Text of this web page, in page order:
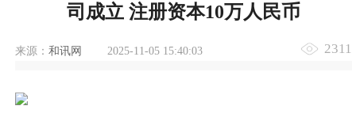
司成立 注册资本10万人民币
来源： 和讯网 2025-11-05 15:40:03 2311